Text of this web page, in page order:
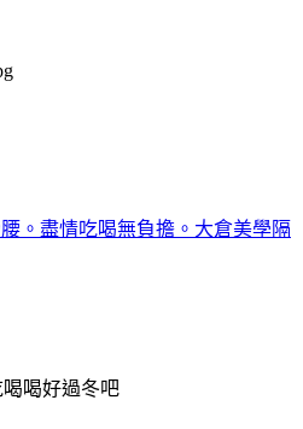
。盡情吃喝無負擔。大倉美學隔
喝好過冬吧